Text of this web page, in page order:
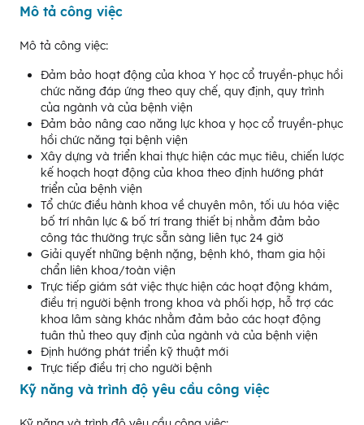
Mô tả công việc
Mô tả công việc:
Đảm bảo hoạt động của khoa Y học cổ truyền-phục hồi
chức năng đáp ứng theo quy chế, quy định, quy trình
của ngành và của bệnh viện
Đảm bảo nâng cao năng lực khoa y học cổ truyền-phục
hồi chức năng tại bệnh viện
Xây dựng và triển khai thực hiện các mục tiêu, chiến lược
kế hoạch hoạt động của khoa theo định hướng phát
triển của bệnh viện
Tổ chức điều hành khoa về chuyên môn, tối ưu hóa việc
bố trí nhân lực & bố trí trang thiết bị nhằm đảm bảo
công tác thường trực sẵn sàng liên tục 24 giờ
Giải quyết những bệnh nặng, bệnh khó, tham gia hội
chẩn liên khoa/toàn viện
Trực tiếp giám sát việc thực hiện các hoạt động khám,
điều trị người bệnh trong khoa và phối hợp, hỗ trợ các
khoa lâm sàng khác nhằm đảm bảo các hoạt động
tuân thủ theo quy định của ngành và của bệnh viện
Định hướng phát triển kỹ thuật mới
Trực tiếp điều trị cho người bệnh
Kỹ năng và trình độ yêu cầu công việc